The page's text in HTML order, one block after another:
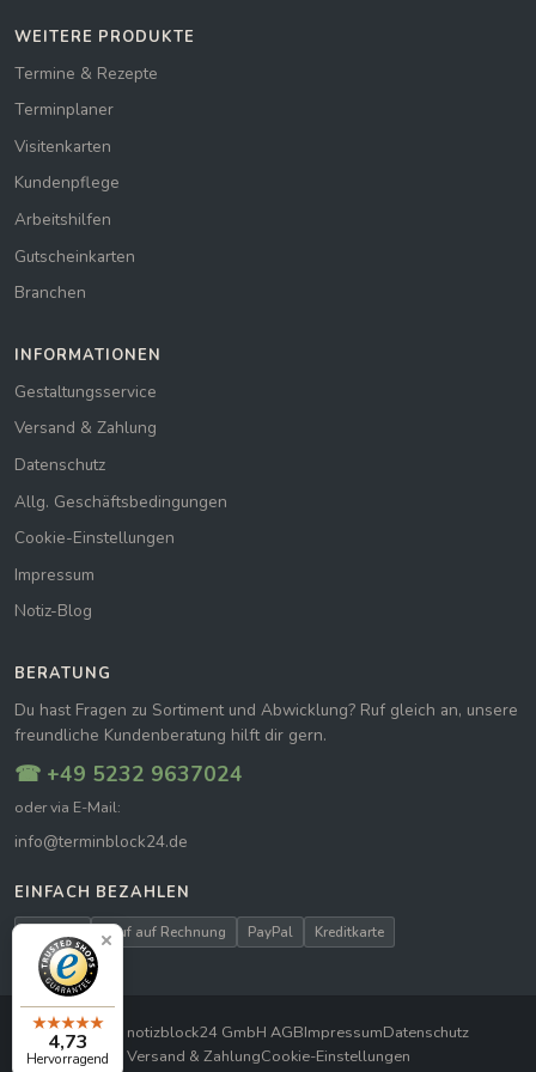
WEITERE PRODUKTE
Termine & Rezepte
Terminplaner
Visitenkarten
Kundenpflege
Arbeitshilfen
Gutscheinkarten
Branchen
INFORMATIONEN
Gestaltungsservice
Versand & Zahlung
Datenschutz
Allg. Geschäftsbedingungen
Cookie-Einstellungen
Impressum
Notiz-Blog
BERATUNG
Du hast Fragen zu Sortiment und Abwicklung? Ruf gleich an, unsere
freundliche Kundenberatung hilft dir gern.
☎ +49 5232 9637024
oder via E-Mail:
info@terminblock24.de
EINFACH BEZAHLEN
Kauf auf Rechnung PayPal Kreditkarte
© 2026 notizblock24 GmbH AGBImpressumDatenschutz
Versand & ZahlungCookie-Einstellungen
4,73
Hervorragend